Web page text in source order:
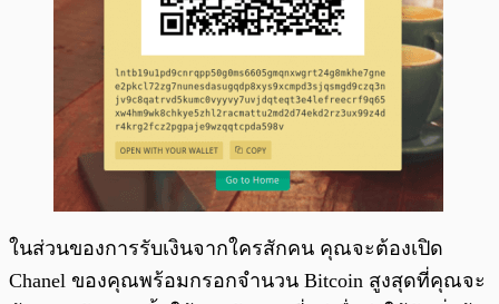
ในส่วนของการรับเงินจากใครสักคน คุณจะต้องเปิด
Chanel ของคุณพร้อมกรอกจำนวน Bitcoin สูงสุดที่คุณจะ